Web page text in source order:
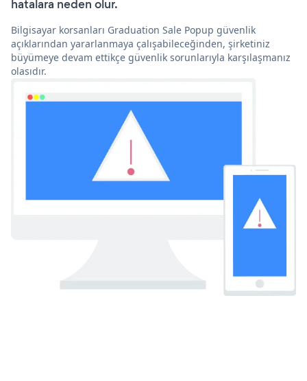
hatalara neden olur.
Bilgisayar korsanları Graduation Sale Popup güvenlik
açıklarından yararlanmaya çalışabileceğinden, şirketiniz
büyümeye devam ettikçe güvenlik sorunlarıyla karşılaşmanız
olasıdır.